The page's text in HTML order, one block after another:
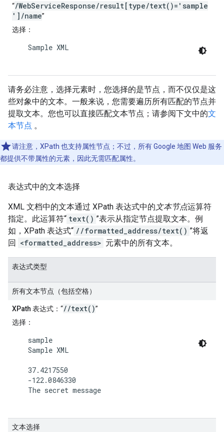
“/WebServiceResponse/result[type/text()='sample
']/name”
选择 ：
    Sample XML
请务必注意，选择元素时，您选择的是节点，而不仅仅是这
些对象中的文本。一般来说，您需要遍历所有匹配的节点并
提取文本。您也可以直接匹配文本节点；请参阅下文中的文
本节点 。
请注意，XPath 也支持属性节点；不过，所有 Google 地图 Web 服务
都提供不带属性的元素，因此无需匹配属性。
表达式中的文本选择
XML 文档中的文本通过 XPath 表达式中的文本节点运算符
指定。此运算符“ text() ”表示从指定节点提取文本。例
如，XPath 表达式“ //formatted_address/text() ”将返
回 <formatted_address> 元素中的所有文本。
表达式类型
所有文本节点（包括空格）
XPath 表达式 ：“//text()”
选择 ：
    sample
    Sample XML
    37.4217550
    -122.0846330
    The secret message
文本选择